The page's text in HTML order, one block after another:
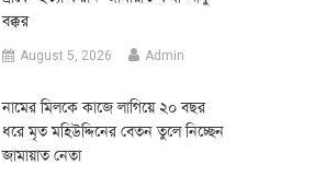
বক্কর
August 5, 2026 Admin
নামের মিলকে কাজে লাগিয়ে ২০ বছর
ধরে মৃত মহিউদ্দিনের বেতন তুলে নিচ্ছেন
জামায়াত নেতা